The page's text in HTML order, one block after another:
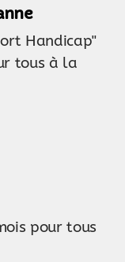
Handicap"
tous à la
pour tous